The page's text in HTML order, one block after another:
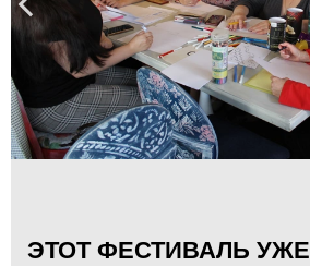
ЭТОТ ФЕСТИВАЛЬ УЖЕ